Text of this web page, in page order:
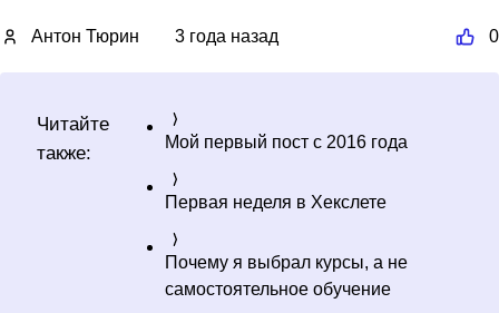
Антон Тюрин 3 года назад 0
Читайте
также:
Мой первый пост с 2016 года
Первая неделя в Хекслете
Почему я выбрал курсы, а не
самостоятельное обучение